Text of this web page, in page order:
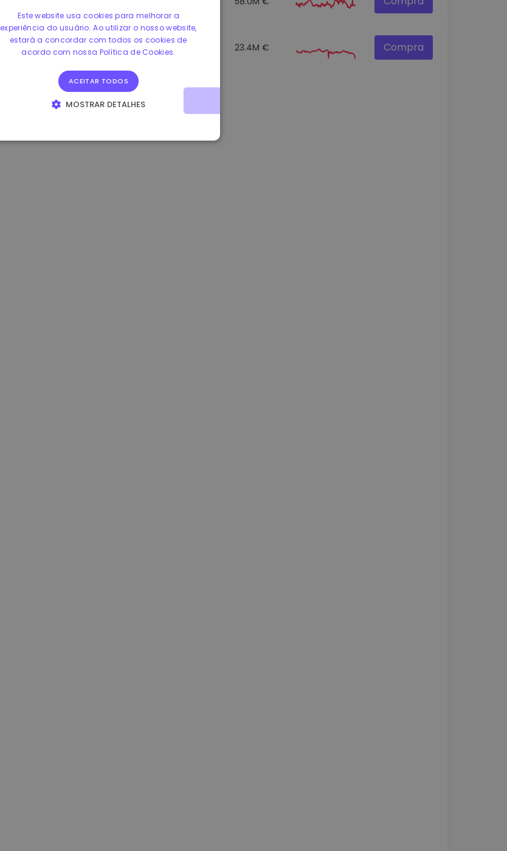
1.160000 € -4.10% 3.2B € 23.4M € Compra
Este website usa cookies para melhorar a
experiência do usuário. Ao utilizar o nosso website,
estará a concordar com todos os cookies de
acordo com nossa Política de Cookies.
ACEITAR TODOS
MOSTRAR DETALHES